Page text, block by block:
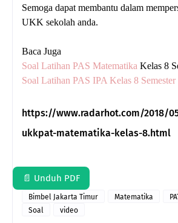
Semoga dapat membantu dalam
UKK sekolah anda.
Baca Juga
Soal Latihan PAS Matematika Kelas 8
Soal Latihan PAS IPA Kelas 8 Semester
https://www.radarhot.com/2018/
ukkpat-matematika-kelas-8.html
📄 Unduh PDF
Bimbel Jakarta Timur Matematika
Soal
video